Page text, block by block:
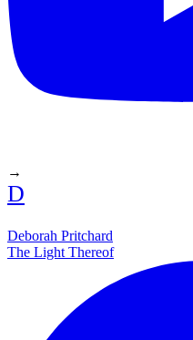
→
D
Deborah Pritchard
The Light Thereof